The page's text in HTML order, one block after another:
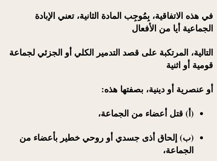
في هذه الاتفاقية، بِمُوجِب المادة الثانية، تعني الإبادة
الجماعية أيا من الأفعال
التالية، المرتكبة على قصد التدمير الكلي أو الجزئي لجماعة
قومية أو اثنية
أو عنصرية أو دينية، بصفتها هذه:
(أ) قتل أعضاء من الجماعة،
(ب) إلحاق أذى جسدي أو روحي خطير بأعضاء من
الجماعة،